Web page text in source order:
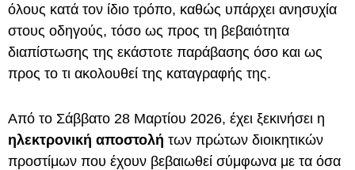
όλους κατά τον ίδιο τρόπο, καθώς υπάρχει ανησυχία
στους οδηγούς, τόσο ως προς τη βεβαιότητα
διαπίστωσης της εκάστοτε παράβασης όσο και ως
προς το τι ακολουθεί της καταγραφής της.
Από το Σάββατο 28 Μαρτίου 2026, έχει ξεκινήσει η
ηλεκτρονική αποστολή των πρώτων διοικητικών
προστίμων που έχουν βεβαιωθεί σύμφωνα με τα όσα